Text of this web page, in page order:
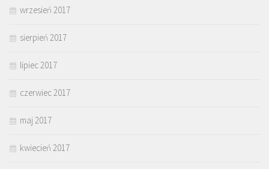
wrzesień 2017
sierpień 2017
lipiec 2017
czerwiec 2017
maj 2017
kwiecień 2017